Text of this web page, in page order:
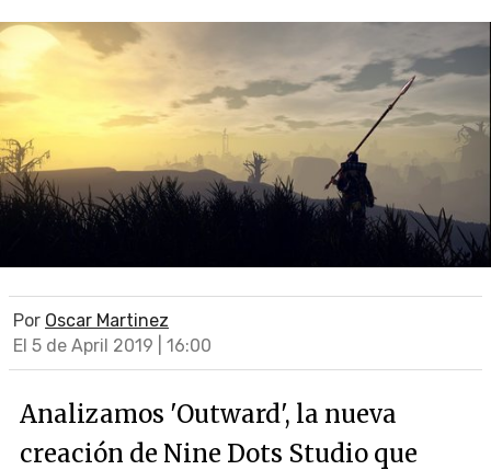
Por Oscar Martinez
El 5 de April 2019 | 16:00
Analizamos 'Outward', la nueva
creación de Nine Dots Studio que